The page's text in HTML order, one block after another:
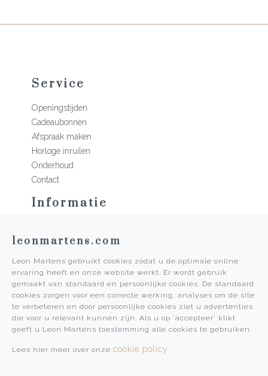
Service
Openingstijden
Cadeaubonnen
Afspraak maken
Horloge inruilen
Onderhoud
Contact
Informatie
Historie
Algemene voorwaarden
Privacy Policy
Pers
Leon Martens
Leon Martens Juwelier
leonmartens.com
Leon Martens gebruikt cookies zodat u de optimale online
ervaring heeft en onze website werkt. Er wordt gebruik
gemaakt van standaard en persoonlijke cookies. De standaard
cookies zorgen voor een correcte werking, analyses om de site
te verbeteren en door persoonlijke cookies ziet u advertenties
die voor u relevant kunnen zijn. Als u op 'accepteer' klikt
geeft u Leon Martens toestemming alle cookies te gebruiken.
Lees hier meer over onze cookie policy